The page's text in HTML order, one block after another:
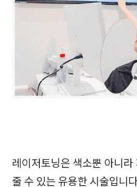
레이저토닝은 색소뿐 아니
줄 수 있는 유용한 시술입니